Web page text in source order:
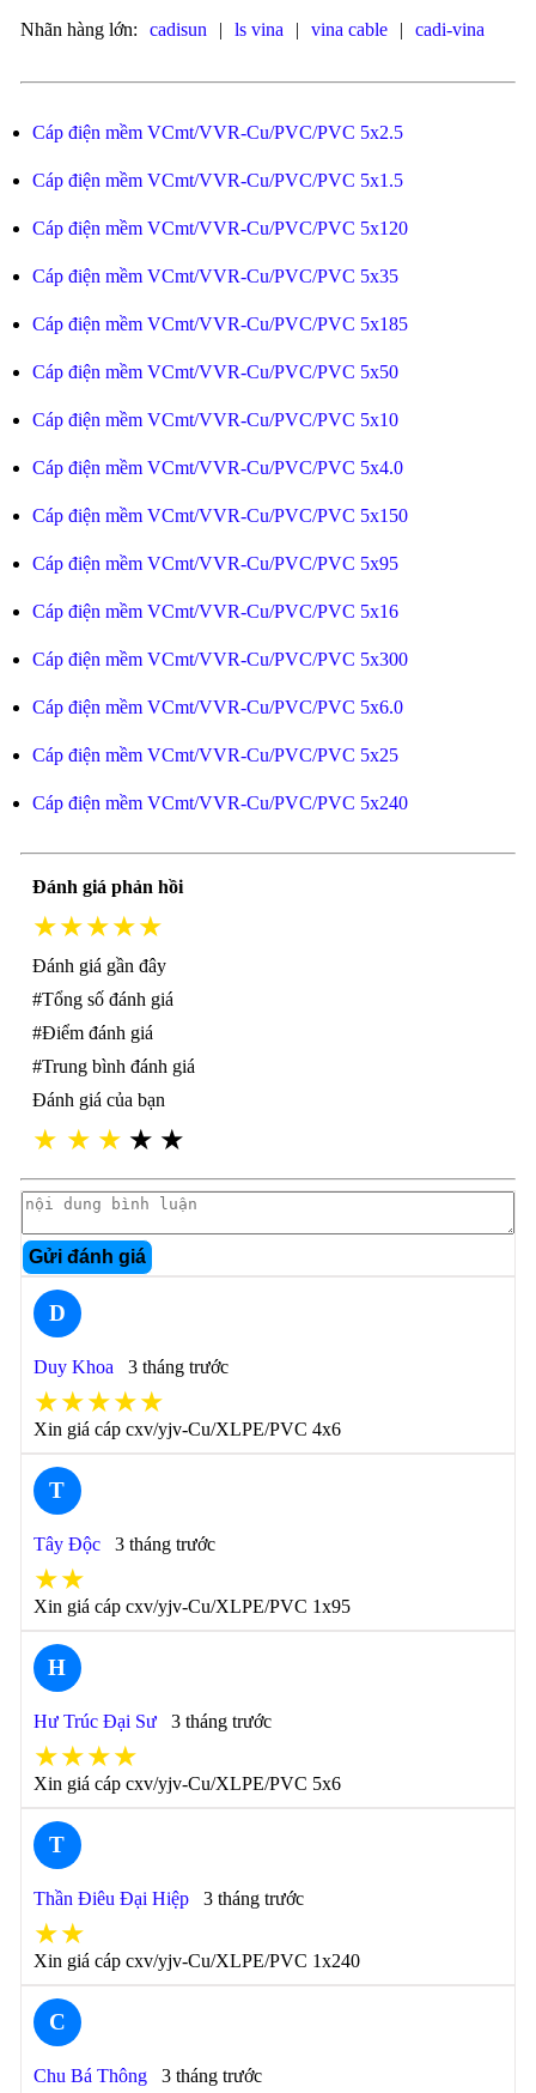
Nhãn hàng lớn: cadisun | ls vina | vina cable | cadi-vina
Cáp điện mềm VCmt/VVR-Cu/PVC/PVC 5x2.5
Cáp điện mềm VCmt/VVR-Cu/PVC/PVC 5x1.5
Cáp điện mềm VCmt/VVR-Cu/PVC/PVC 5x120
Cáp điện mềm VCmt/VVR-Cu/PVC/PVC 5x35
Cáp điện mềm VCmt/VVR-Cu/PVC/PVC 5x185
Cáp điện mềm VCmt/VVR-Cu/PVC/PVC 5x50
Cáp điện mềm VCmt/VVR-Cu/PVC/PVC 5x10
Cáp điện mềm VCmt/VVR-Cu/PVC/PVC 5x4.0
Cáp điện mềm VCmt/VVR-Cu/PVC/PVC 5x150
Cáp điện mềm VCmt/VVR-Cu/PVC/PVC 5x95
Cáp điện mềm VCmt/VVR-Cu/PVC/PVC 5x16
Cáp điện mềm VCmt/VVR-Cu/PVC/PVC 5x300
Cáp điện mềm VCmt/VVR-Cu/PVC/PVC 5x6.0
Cáp điện mềm VCmt/VVR-Cu/PVC/PVC 5x25
Cáp điện mềm VCmt/VVR-Cu/PVC/PVC 5x240
Đánh giá phản hồi
★★★★★
Đánh giá gần đây
#Tổng số đánh giá
#Điểm đánh giá
#Trung bình đánh giá
Đánh giá của bạn
★ ★ ★ ★ ★
Gửi đánh giá
D
Duy Khoa 3 tháng trước
★★★★★
Xin giá cáp cxv/yjv-Cu/XLPE/PVC 4x6
T
Tây Độc 3 tháng trước
★★
Xin giá cáp cxv/yjv-Cu/XLPE/PVC 1x95
H
Hư Trúc Đại Sư 3 tháng trước
★★★★
Xin giá cáp cxv/yjv-Cu/XLPE/PVC 5x6
T
Thần Điêu Đại Hiệp 3 tháng trước
★★
Xin giá cáp cxv/yjv-Cu/XLPE/PVC 1x240
C
Chu Bá Thông 3 tháng trước